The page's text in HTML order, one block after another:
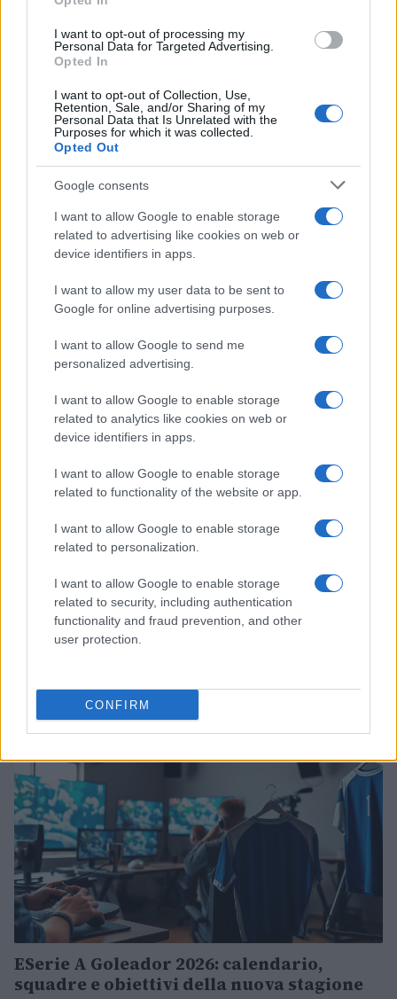
I want to opt-out of processing my
Personal Data for Targeted Advertising.
Opted In
I want to opt-out of Collection, Use,
Retention, Sale, and/or Sharing of my
Personal Data that Is Unrelated with the
Purposes for which it was collected.
Opted Out
Google consents
I want to allow Google to enable storage
related to advertising like cookies on web or
device identifiers in apps.
I want to allow my user data to be sent to
Google for online advertising purposes.
I want to allow Google to send me
personalized advertising.
I want to allow Google to enable storage
related to analytics like cookies on web or
device identifiers in apps.
I want to allow Google to enable storage
related to functionality of the website or app.
I want to allow Google to enable storage
related to personalization.
I want to allow Google to enable storage
related to security, including authentication
functionality and fraud prevention, and other
user protection.
CONFIRM
Caos a Porto Rico: Messi buttato a terra da
un invasore durante l’amichevole
Durante un'amichevole riorganizzata a Porto Rico Lionel
Messi è stato preso di mira da un invasore che lo ha buttato a
Francesca Spadaro · 27 Feb 2026
Serie A1 femminile: risultati dei posticipi
e scenario verso la Coppa Italia
Sis Roma, L’Ekipe Orizzonte e Rapallo vincono i posticipi della
Final Six della…
Francesca Spadaro · 25 Feb 2026
ESerie A Goleador 2026: calendario,
squadre e obiettivi della nuova stagione